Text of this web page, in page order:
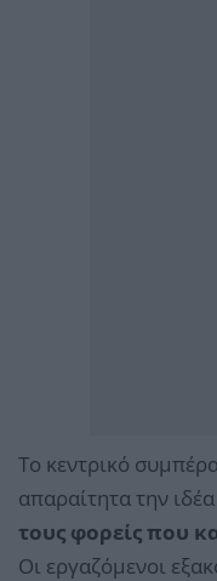
Το κεντρικό
απαραίτητα την
τους φορείς που
Οι εργαζόμενοι